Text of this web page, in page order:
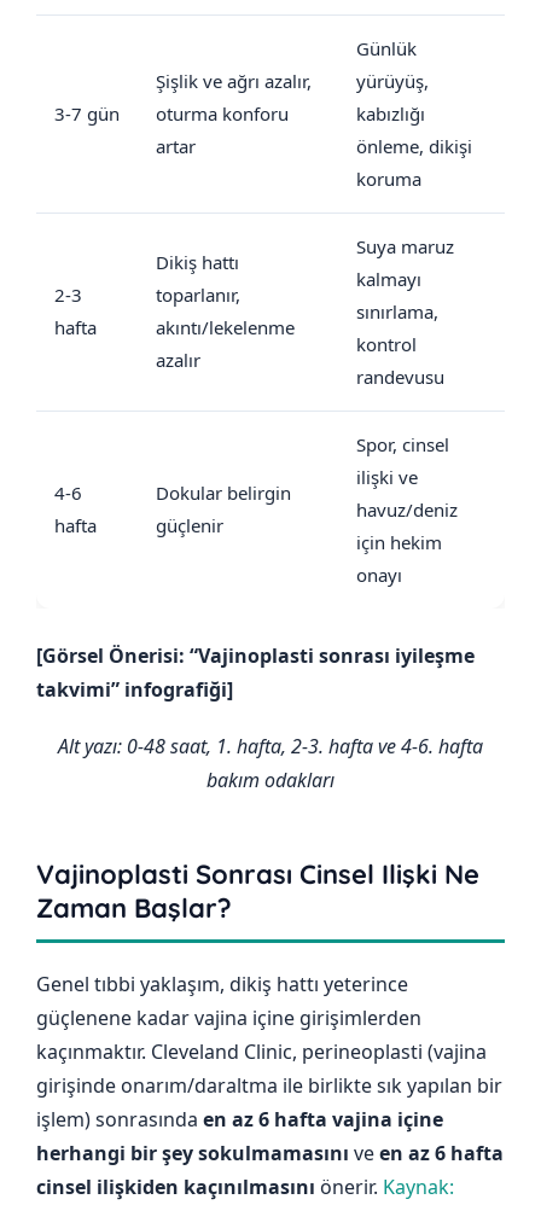
3-7 gün
Şişlik ve ağrı azalır,
oturma konforu
artar
Günlük
yürüyüş,
kabızlığı
önleme, dikişi
koruma
2-3
hafta
Dikiş hattı
toparlanır,
akıntı/lekelenme
azalır
Suya maruz
kalmayı
sınırlama,
kontrol
randevusu
4-6
hafta
Dokular belirgin
güçlenir
Spor, cinsel
ilişki ve
havuz/deniz
için hekim
onayı
[Görsel Önerisi: “Vajinoplasti sonrası iyileşme
takvimi” infografiği]
Alt yazı: 0-48 saat, 1. hafta, 2-3. hafta ve 4-6. hafta
bakım odakları
Vajinoplasti Sonrası Cinsel Ilişki Ne
Zaman Başlar?
Genel tıbbi yaklaşım, dikiş hattı yeterince
güçlenene kadar vajina içine girişimlerden
kaçınmaktır. Cleveland Clinic, perineoplasti (vajina
girişinde onarım/daraltma ile birlikte sık yapılan bir
işlem) sonrasında en az 6 hafta vajina içine
herhangi bir şey sokulmamasını veen az 6 hafta
cinsel ilişkiden kaçınılmasını önerir. Kaynak: